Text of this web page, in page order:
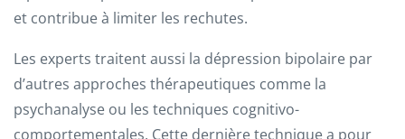
et contribue à limiter les rechutes.
Les experts traitent aussi la dépression bipolaire par
d’autres approches thérapeutiques comme la
psychanalyse ou les techniques cognitivo-
comportementales. Cette dernière technique a pour